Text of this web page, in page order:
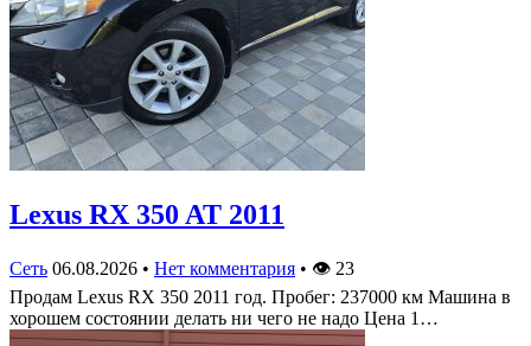
Lexus RX 350 AT 2011
Сеть 06.08.2026 • Нет комментария • 👁 23
Продам Lexus RX 350 2011 год. Пробег: 237000 км Машина в
хорошем состоянии делать ни чего не надо Цена 1…